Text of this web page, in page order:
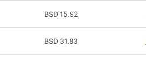
15.92
BSD
31.83
BSD